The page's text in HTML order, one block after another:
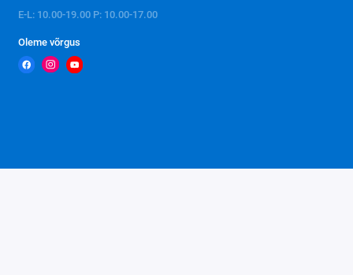
E-L: 10.00-19.00 P: 10.00-17.00
Oleme võrgus